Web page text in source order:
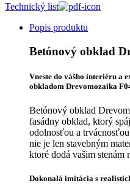
Technický list
Popis produktu
Betónový obklad
Vneste do vášho interiéru a
obkladom Drevomozaika
Betónový obklad
fasádny obklad, ktorý
odolnosťou a
nie je len stavebným
ktoré dodá vašim
Dokonalá imitácia s